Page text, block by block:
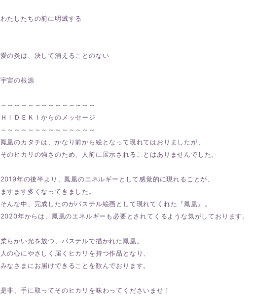
わたしたちの前に明滅する
愛の炎は、決して消えることのない
宇宙の根源
～～～～～～～～～～～～～～
ＨＩＤＥＫＩからのメッセージ
～～～～～～～～～～～～～～
鳳凰のカタチは、かなり前から絵となって現れてはおりましたが、
そのヒカリの強さのため、人前に展示されることはありませんでした。
2019年の後半より、鳳凰のエネルギーとして感覚的に現れることが、
ますます多くなってきました。
そんな中、完成したのがパステル絵画として現れてくれた『鳳凰』。
2020年からは、鳳凰のエネルギーも必要とされてくるような気がしております。
柔らかい光を放つ、パステルで描かれた鳳凰。
人の心にやさしく届くヒカリを持つ作品となり、
みなさまにお届けできることを歓んでおります。
是非、手に取ってそのヒカリを味わってくださいませ！